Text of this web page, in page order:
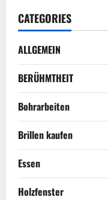
CATEGORIES
ALLGEMEIN
BERÜHMTHEIT
Bohrarbeiten
Brillen kaufen
Essen
Holzfenster